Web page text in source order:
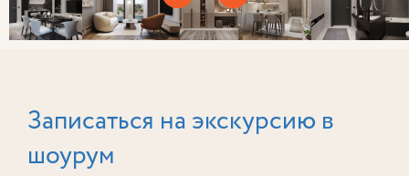
Записаться на экскурсию в
шоурум